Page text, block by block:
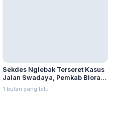
Sekdes Nglebak Terseret Kasus
Jalan Swadaya, Pemkab Blora
Sebut Pendampingan Hukum
1 bulan yang lalu